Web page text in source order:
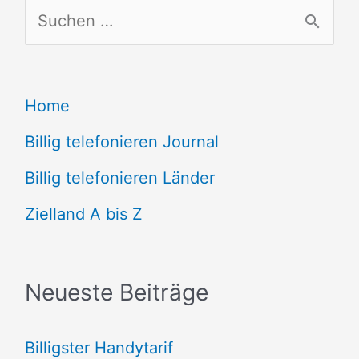
u
h
e
n
n
h
Home
Billig telefonieren Journal
Billig telefonieren Länder
Zielland A bis Z
Neueste Beiträge
Billigster Handytarif